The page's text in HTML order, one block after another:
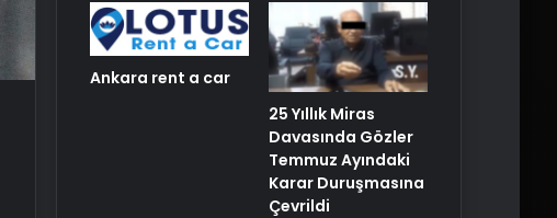
Ankara rent a car
25 Yıllık Miras
Davasında Gözler
Temmuz Ayındaki
Karar Duruşmasına
Çevrildi